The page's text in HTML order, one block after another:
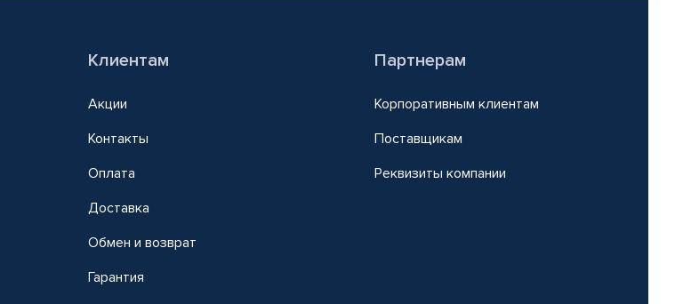
Клиентам
Акции
Контакты
Оплата
Доставка
Обмен и возврат
Гарантия
Партнерам
Корпоративным клиентам
Поставщикам
Реквизиты компании